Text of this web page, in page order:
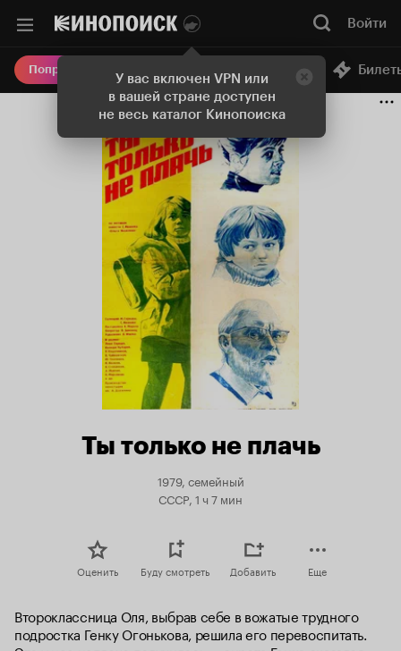
У вас включен VPN или
в вашей стране доступен
не весь каталог Кинопоиска
Войти
Попробовать Плюс Онлайн-кинотеатр
Ты только не плачь
1979, семейный
СССР, 1 ч 7 мин
Оценить Буду смотреть Добавить Еще
Второклассница Оля, выбрав себе в вожатые трудного
подростка Генку Огонькова, решила его перевоспитать.